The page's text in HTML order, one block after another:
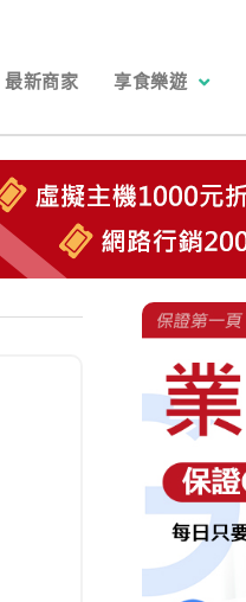
最新商家 享食樂遊